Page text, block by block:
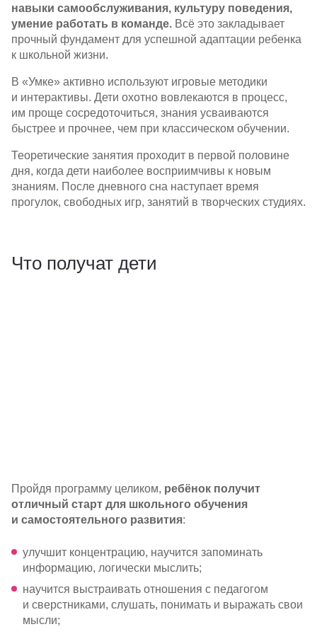
навыки самообслуживания, культуру поведения,
умение работать в команде. Всё это закладывает
прочный фундамент для успешной адаптации ребенка
к школьной жизни.
В «Умке» активно используют игровые методики
и интерактивы. Дети охотно вовлекаются в процесс,
им проще сосредоточиться, знания усваиваются
быстрее и прочнее, чем при классическом обучении.
Теоретические занятия проходит в первой половине
дня, когда дети наиболее восприимчивы к новым
знаниям. После дневного сна наступает время
прогулок, свободных игр, занятий в творческих студиях.
Что получат дети
Пройдя программу целиком, ребёнок получит
отличный старт для школьного обучения
и самостоятельного развития:
улучшит концентрацию, научится запоминать
информацию, логически мыслить;
научится выстраивать отношения с педагогом
и сверстниками, слушать, понимать и выражать свои
мысли;